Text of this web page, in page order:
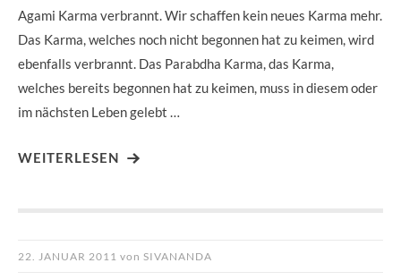
Agami Karma verbrannt. Wir schaffen kein neues Karma mehr.
Das Karma, welches noch nicht begonnen hat zu keimen, wird
ebenfalls verbrannt. Das Parabdha Karma, das Karma,
welches bereits begonnen hat zu keimen, muss in diesem oder
im nächsten Leben gelebt …
WEITERLESEN
22. JANUAR 2011 von SIVANANDA